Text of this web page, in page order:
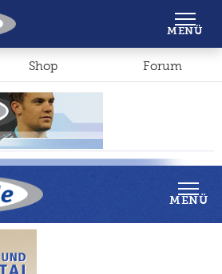
Shop Forum
MENÜ